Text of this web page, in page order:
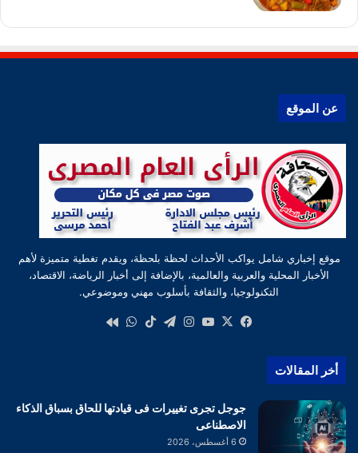
عن الموقع
موقع إخباري شامل يواكب الأحداث لحظة بلحظة، ويقدم تغطية متميزة لأهم
الأخبار المحلية والعربية والعالمية، بالإضافة إلى أخبار الرياضة، الاقتصاد،
التكنولوجيا، والثقافة بأسلوب مهني وموضوعي.
فيسبوك
‫X
‫YouTube
انستقرام
تيلقرام‫TikTokواتساب
أخر المقالات
جوجل تجرى تغييرات فى قيادتها للحاق بسباق الذكاء
الاصطناعى
6 أغسطس، 2026